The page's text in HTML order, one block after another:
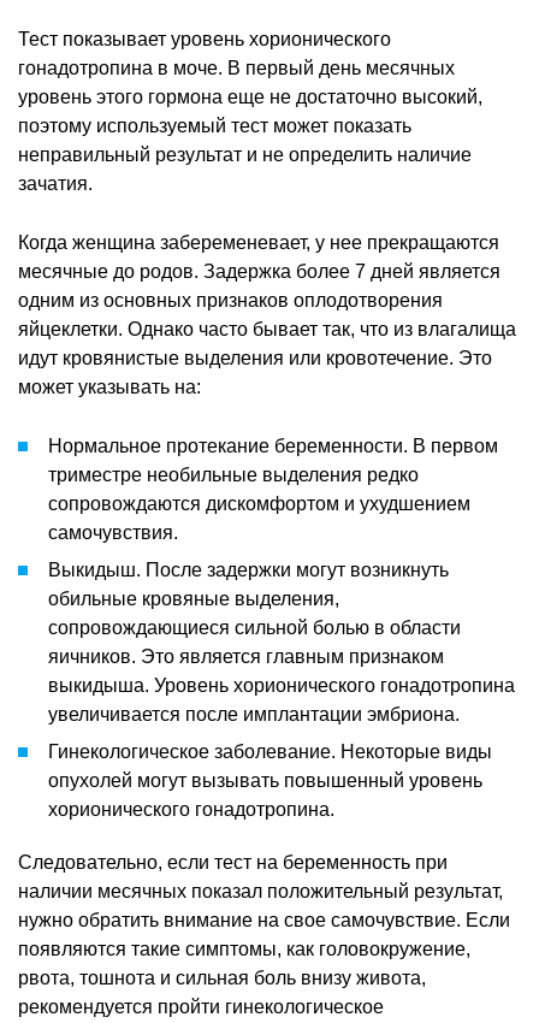
Тест показывает уровень хорионического
гонадотропина в моче. В первый день месячных
уровень этого гормона еще не достаточно высокий,
поэтому используемый тест может показать
неправильный результат и не определить наличие
зачатия.
Когда женщина забеременевает, у нее прекращаются
месячные до родов. Задержка более 7 дней является
одним из основных признаков оплодотворения
яйцеклетки. Однако часто бывает так, что из влагалища
идут кровянистые выделения или кровотечение. Это
может указывать на:
Нормальное протекание беременности. В первом
триместре необильные выделения редко
сопровождаются дискомфортом и ухудшением
самочувствия.
Выкидыш. После задержки могут возникнуть
обильные кровяные выделения,
сопровождающиеся сильной болью в области
яичников. Это является главным признаком
выкидыша. Уровень хорионического гонадотропина
увеличивается после имплантации эмбриона.
Гинекологическое заболевание. Некоторые виды
опухолей могут вызывать повышенный уровень
хорионического гонадотропина.
Следовательно, если тест на беременность при
наличии месячных показал положительный результат,
нужно обратить внимание на свое самочувствие. Если
появляются такие симптомы, как головокружение,
рвота, тошнота и сильная боль внизу живота,
рекомендуется пройти гинекологическое